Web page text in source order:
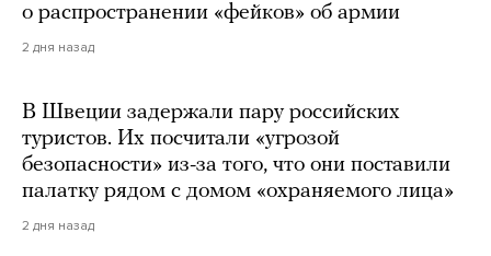
о распространении «фейков» об армии
2 дня назад
В Швеции задержали пару российских
туристов. Их посчитали «угрозой
безопасности» из-за того, что они поставили
палатку рядом с домом «охраняемого лица»
2 дня назад